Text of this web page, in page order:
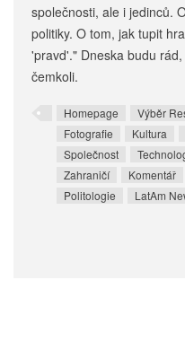
společnosti, ale i jedinců.
politiky. O tom, jak tupit
'pravd'." Dneska budu
čemkoli.
Homepage Výběr
Fotografie
Kultura
Společnost
Zahraničí
Komentář
Politologie
LatAm